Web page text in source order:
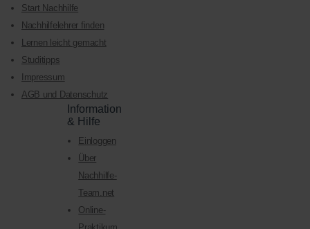
Start Nachhilfe
Nachhilfelehrer finden
Lernen leicht gemacht
Studitipps
Impressum
AGB und Datenschutz
Information
& Hilfe
Einloggen
Über
Nachhilfe-
Team.net
Online-